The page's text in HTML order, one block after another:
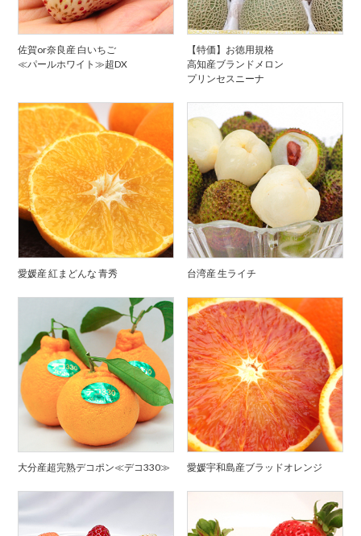
佐賀or奈良産 白いちご
≪パールホワイト≫超DX
【特価】お徳用規格
高知産ブランドメロン
プリンセスニーナ
愛媛産 紅まどんな 青秀 台湾産 生ライチ
大分産超完熟デコポン≪デコ330≫ 愛媛宇和島産ブラッドオレンジ